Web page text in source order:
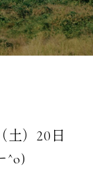
土）20日
^o)